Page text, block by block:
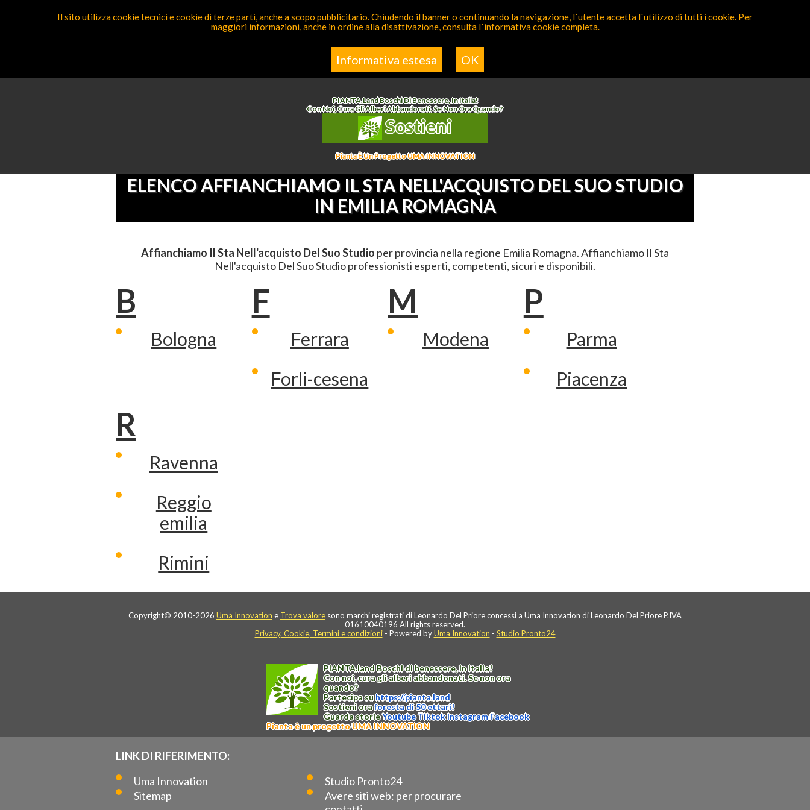
Non Assegnata>Affianchiamo Il Sta Nell'acquisto Del Suo Studio
PIANTA.LandBoschi Di Benessere, In Italia!
Con Noi, Cura Gli Alberi Abbandonati. Se Non Ora Quando?
Sostieni
Pianta È Un Progetto UMA INNOVATION
ELENCO AFFIANCHIAMO IL STA NELL'ACQUISTO DEL SUO STUDIO
IN EMILIA ROMAGNA
Affianchiamo Il Sta Nell'acquisto Del Suo Studio per provincia nella regione Emilia Romagna. Affianchiamo Il Sta
Nell'acquisto Del Suo Studio professionisti esperti, competenti, sicuri e disponibili.
B
Bologna
F
Ferrara
Forli-cesena
M
Modena
P
Parma
Piacenza
R
Ravenna
Reggio
emilia
Rimini
Copyright© 2010-2026 Uma Innovation e Trova valore sono marchi registrati di Leonardo Del Priore concessi a Uma Innovation di Leonardo Del Priore P.IVA
01610040196 All rights reserved.
Privacy, Cookie, Termini e condizioni- Powered byUma Innovation - Studio Pronto24
PIANTA.landBoschi di benessere, in Italia!
Con noi, cura gli alberi abbandonati. Se non ora
quando?
Partecipa suhttps://pianta.land
Sostieni oraforesta di 50 ettari!
Guarda storieYoutubeTiktokInstagramFacebook
Pianta è un progetto UMA INNOVATION
LINK DI RIFERIMENTO:
Uma Innovation
Studio Pronto24
Sitemap
Avere siti web: per procurare
Il sito utilizza cookie tecnici e cookie di terze parti, anche a scopo pubblicitario. Chiudendo il banner o continuando la navigazione, l´utente accetta l´utilizzo di tutti i cookie. Per
maggiori informazioni, anche in ordine alla disattivazione, consulta l´informativa cookie completa.
Informativa estesa OK